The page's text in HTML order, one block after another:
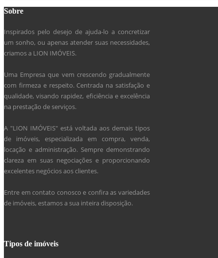
Sobre
Inspirados pelo desejo de ajuda-lo a concretizar
um sonho, ou apenas atender suas necessidades,
criamos a LION IMÓVEIS.
Uma Empresa que vem crescendo gradualmente
com firmeza e respeito. Centrada na satisfação e
qualidade, visando rapidez, eficiência e excelência
na prestação de serviços.
A "LION IMÓVEIS" está voltada aos demais tipos
de imóveis, especializada em compra, venda,
locação e administração. Sempre demonstrando
clareza em suas negociações e proporcionando
excelentes negócios aos clientes.
Entre em contato conosco e confira as variedades
de imóveis, estamos a sua inteira disposição.
Tipos de imóveis